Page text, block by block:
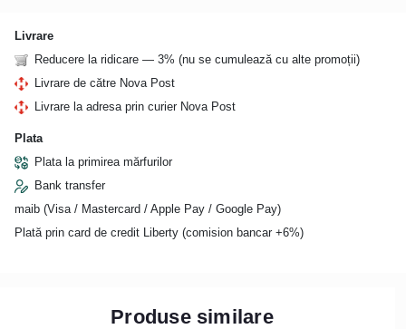
Livrare
Reducere la ridicare — 3% (nu se cumulează cu alte promoții)
Livrare de către Nova Post
Livrare la adresa prin curier Nova Post
Plata
Plata la primirea mărfurilor
Bank transfer
maib (Visa / Mastercard / Apple Pay / Google Pay)
Plată prin card de credit Liberty (comision bancar +6%)
Produse similare